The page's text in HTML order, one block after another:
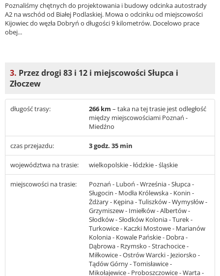
Poznaliśmy chętnych do projektowania i budowy odcinka autostrady
A2 na wschód od Białej Podlaskiej. Mowa o odcinku od miejscowości
Kijowiec do węzła Dobryń o długości 9 kilometrów. Docelowo prace
obej...
3. Przez drogi 83 i 12 i miejscowości Słupca i
Złoczew
długość trasy: 266 km – taka na tej trasie jest odległość
między miejscowościami Poznań -
Miedźno
czas przejazdu: 3 godz. 35 min
województwa na trasie: wielkopolskie - łódzkie - śląskie
miejscowości na trasie:
Poznań - Luboń - Września - Słupca -
Sługocin - Modła Królewska - Konin -
Żdżary - Kępina - Tuliszków - Wymysłów -
Grzymiszew - Imiełków - Albertów -
Słodków - Słodków Kolonia - Turek -
Turkowice - Kaczki Mostowe - Marianów
Kolonia - Kowale Pańskie - Dobra -
Dąbrowa - Rzymsko - Strachocice -
Miłkowice - Ostrów Warcki - Jeziorsko -
Tądów Górny - Tomisławice -
Mikołajewice - Proboszczowice - Warta -